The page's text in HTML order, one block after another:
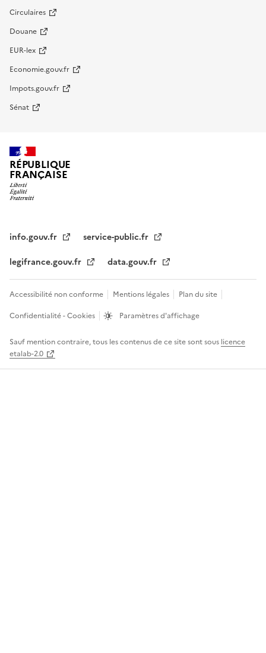
Circulaires
Douane
EUR-lex
Economie.gouv.fr
Impots.gouv.fr
Sénat
RÉPUBLIQUE
FRANÇAISE
info.gouv.fr
service-public.fr
legifrance.gouv.fr
data.gouv.fr
Accessibilité non conforme Mentions légales
Plan du site
Confidentialité - Cookies
Paramètres d'affichage
Sauf mention contraire, tous les contenus de ce site sont sous licence
etalab-2.0